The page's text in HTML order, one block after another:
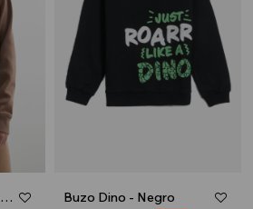
Hoodie con capucha - Marron
Buzo Dino - Negro